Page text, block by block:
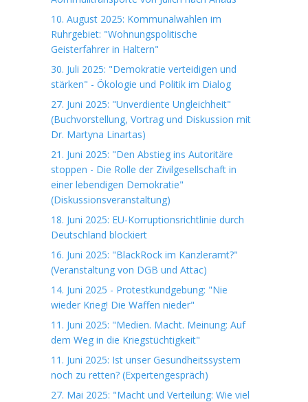
10. August 2025: Kommunalwahlen im
Ruhrgebiet: "Wohnungspolitische
Geisterfahrer in Haltern"
30. Juli 2025: "Demokratie verteidigen und
stärken" - Ökologie und Politik im Dialog
27. Juni 2025: "Unverdiente Ungleichheit"
(Buchvorstellung, Vortrag und Diskussion mit
Dr. Martyna Linartas)
21. Juni 2025: "Den Abstieg ins Autoritäre
stoppen - Die Rolle der Zivilgesellschaft in
einer lebendigen Demokratie"
(Diskussionsveranstaltung)
18. Juni 2025: EU-Korruptionsrichtlinie durch
Deutschland blockiert
16. Juni 2025: "BlackRock im Kanzleramt?"
(Veranstaltung von DGB und Attac)
14. Juni 2025 - Protestkundgebung: "Nie
wieder Krieg! Die Waffen nieder"
11. Juni 2025: "Medien. Macht. Meinung: Auf
dem Weg in die Kriegstüchtigkeit"
11. Juni 2025: Ist unser Gesundheitssystem
noch zu retten? (Expertengespräch)
27. Mai 2025: "Macht und Verteilung: Wie viel